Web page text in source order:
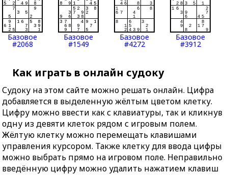
Базовое
#2068
Базовое
#1549
Базовое
#4272
Базовое
#3912
Как играть в онлайн судоку
Судоку на этом сайте можно решать онлайн. Цифра
добавляется в выделенную жёлтым цветом клетку.
Цифру можно ввести как с клавиатуры, так и кликнув
одну из девяти клеток рядом с игровым полем.
Жёлтую клетку можно перемещать клавишами
управления курсором. Также клетку для ввода цифры
можно выбрать прямо на игровом поле. Неправильно
введённую цифру можно удалить нажатием клавиш